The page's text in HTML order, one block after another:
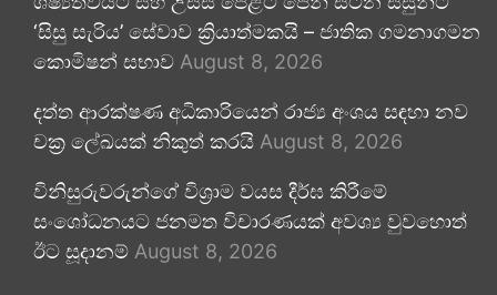
‘සිසු සැරිය’ සේවාව ක්‍රියාත්මකයි – ජාතික ගමනාගමන
කොමිෂන් සභාව August 8, 2026
දත්ත ආරක්ෂණ අධිකාරියෙන් රාජ්‍ය අංශය සඳහා නව
චක්‍ර ලේඛයක් නිකුත් කරයි August 8, 2026
විනිසුරුවරුන්ගේ විශ්‍රාම වයස දීර්ඝ කිරීමේ
සංශෝධනයට ජනමත විචාරණයක් අවශ්‍ය වුවහොත්
ඊට සූදානම් August 8, 2026